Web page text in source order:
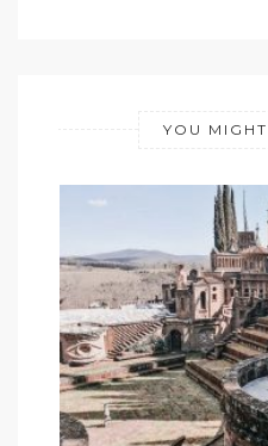
YOU